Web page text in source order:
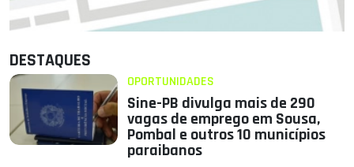
DESTAQUES
OPORTUNIDADES
Sine-PB divulga mais de 290
vagas de emprego em Sousa,
Pombal e outros 10 municípios
paraibanos